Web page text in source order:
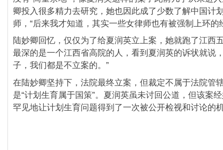
卿投入很多精力去研究，她也因此成了少数了解中国计
师，“后来我才知道，其实一些女律师也有被强制上环的
陆妙卿回忆，仅仅为了给夏润英立上案，她就跑了江西
最深的是一个江西省高院的人，看到夏润英的诉状就说
子，我们都是不立案的。”
在陆妙卿坚持下，法院最终立案，但裁定不属于法院管
是“计划生育属于国策”。夏润英虽未讨回公道，但该案
罕见地让计划生育问题得到了一次被公开检视和讨论的